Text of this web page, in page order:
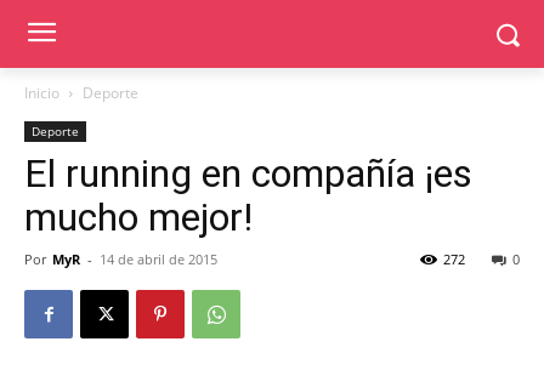
Inicio Deporte
Deporte
El running en compañía ¡es
mucho mejor!
Por MyR - 14 de abril de 2015 0
272